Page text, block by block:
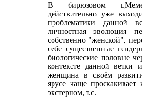
В бирюзовом
действительно уже
проблематики данной
личностная эволюция
собственно "женской",
себе существенные
биологические половые
контексте данной ветки
женщина в своём
ярусе чаще
экстерном, т.с.